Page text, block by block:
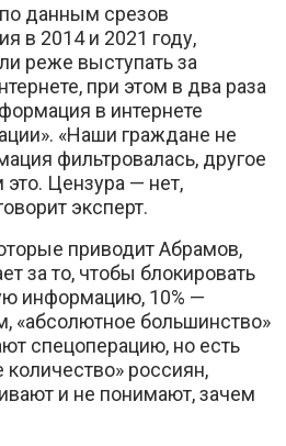
данным срезов
в 2014 и 2021 году,
реже выступать за
при этом в два раза
в интернете
«Наши граждане не
фильтровалась, другое
Цензура — нет,
эксперт.
приводит Абрамов,
за то, чтобы блокировать
информацию, 10% —
«абсолютное большинство»
спецоперацию, но есть
россиян,
и не понимают, зачем